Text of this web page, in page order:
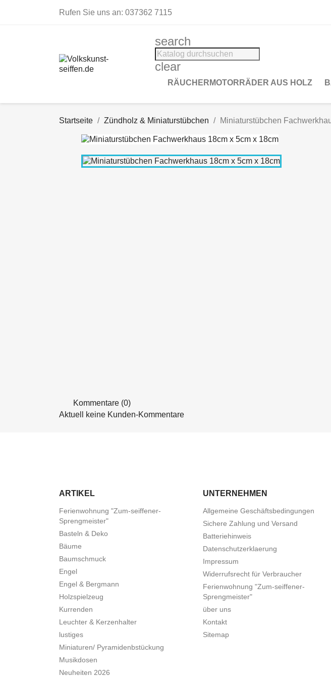
Rufen Sie uns an: 037362 7115
search
clear
RÄUCHERMOTORRÄDER AUS HOLZ
Startseite Zündholz & Miniaturstübchen Miniaturstübchen
Kommentare (0)
Aktuell keine Kunden-Kommentare
ARTIKEL
Ferienwohnung "Zum-seiffener-
Sprengmeister"
Basteln & Deko
Bäume
Baumschmuck
Engel
Engel & Bergmann
Holzspielzeug
Kurrenden
Leuchter & Kerzenhalter
lustiges
Miniaturen/ Pyramidenbstückung
Musikdosen
Neuheiten 2026
UNTERNEHMEN
Allgemeine Geschäftsbedingungen
Sichere Zahlung und Versand
Batteriehinweis
Datenschutzerklaerung
Impressum
Widerrufsrecht für Verbraucher
Ferienwohnung "Zum-seiffener-
Sprengmeister"
über uns
Kontakt
Sitemap